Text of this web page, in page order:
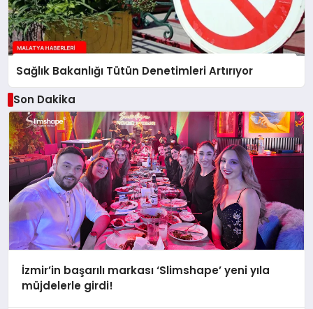
Sağlık Bakanlığı Tütün Denetimleri Artırıyor
Son Dakika
İzmir’in başarılı markası ‘Slimshape’ yeni yıla
müjdelerle girdi!